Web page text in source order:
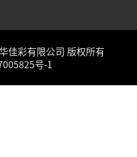
佳彩有限公司 版权所有
号-1